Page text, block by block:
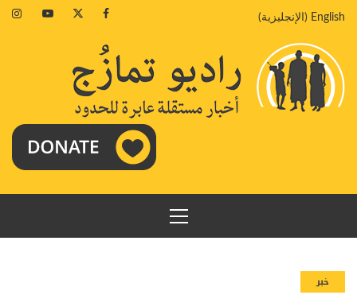
إلىEnglish
( الإنجليزية)
Facebook
Twitter
Youtube
القائمة
الرئيسية
خبر